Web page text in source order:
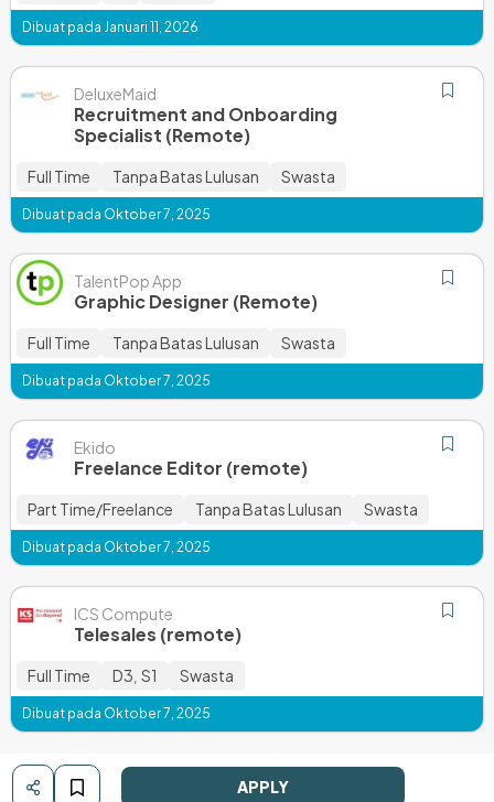
Dibuat pada Januari 11, 2026
DeluxeMaid
Recruitment and Onboarding
Specialist (Remote)
Full Time Tanpa Batas Lulusan Swasta
Dibuat pada Oktober 7, 2025
TalentPop App
Graphic Designer (Remote)
Full Time Tanpa Batas Lulusan Swasta
Dibuat pada Oktober 7, 2025
Ekido
Freelance Editor (remote)
Part Time/Freelance Tanpa Batas Lulusan Swasta
Dibuat pada Oktober 7, 2025
ICS Compute
Telesales (remote)
Full Time D3 S1 Swasta
Dibuat pada Oktober 7, 2025
APPLY